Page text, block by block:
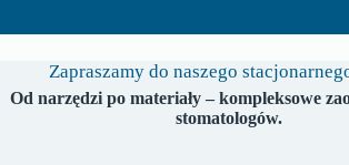
Zapraszamy do naszego
Od narzędzi po materiały – kompleksowe
stomatologów.